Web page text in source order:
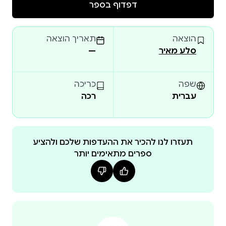
לפי איכות – מערכת שיש בה יותר מדי ריכוזיות, פחות
מדי שותפות, ושאין לה סיכוי להשאיר אצלה מורים חזקים
שהחליטו לעזוב. יותר מכל, הוא הבין שזוהי מערכת שאין
בה חירות לאיש: למנהלים בשטח, למורים בכיתה, להורים
ולקהילות שרוצים את הטוב ביותר עבור ילדיהם,
ולתלמידים שנאלצים להיענות לתכתיביה של מערכת
עד הילדים פורש את תהליך ההתפכחות של מורה חדור
שליחות, כשנחשף בגובה העיניים לבעיותיה הגדולות של
מערכת החינוך הישראלית. מתוך תיאור הבעיות יוצא
לוריא לסיפור המאבק שלו ושל הארגון שהקים, "מורים
מובילים שינוי". מאבק בארגוני המורים הוותיקים שתוקעים
דפדוף בספר
הוצאה
סלע מאיר
תאריך הוצאה
—
שפה
עברית
כריכה
רכה
תעזרו לנו להכיר את ההעדפות שלכם ולהציע
ספרים מתאימים יותר